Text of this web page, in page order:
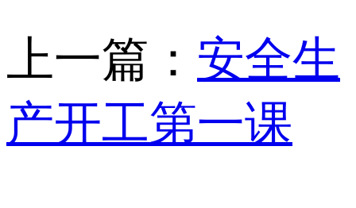
上一篇： 安全生
产开工第一课